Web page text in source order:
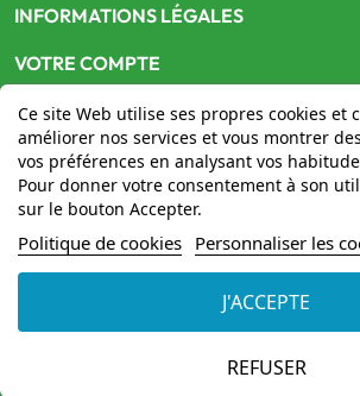
INFORMATIONS LÉGALES
VOTRE COMPTE
Ce site Web utilise ses propres cookies et
améliorer nos services et vous montrer
vos préférences en analysant vos
Pour donner votre consentement à son
sur le bouton Accepter.
Politique de cookies Personnaliser les
REFUSER
J'ACCEPTE
www.mon-pharmacien-
par le Ministère de la Santépour la
médicaments. Vérifiez-le en cliquantici
© 2026 - Mon Pharmacien